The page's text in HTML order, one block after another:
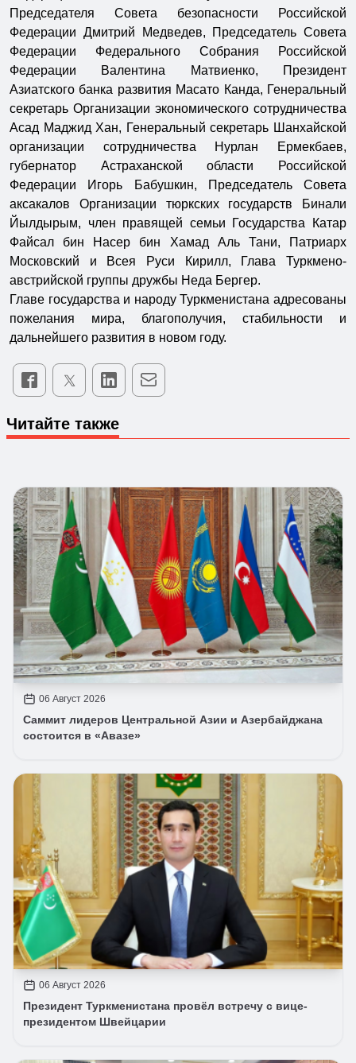
Председателя Совета безопасности Российской
Федерации Дмитрий Медведев, Председатель Совета
Федерации Федерального Собрания Российской
Федерации Валентина Матвиенко, Президент
Азиатского банка развития Масато Канда, Генеральный
секретарь Организации экономического сотрудничества
Асад Маджид Хан, Генеральный секретарь Шанхайской
организации сотрудничества Нурлан Ермекбаев,
губернатор Астраханской области Российской
Федерации Игорь Бабушкин, Председатель Совета
аксакалов Организации тюркских государств Бинали
Йылдырым, член правящей семьи Государства Катар
Файсал бин Насер бин Хамад Аль Тани, Патриарх
Московский и Всея Руси Кирилл, Глава Туркмено-
австрийской группы дружбы Неда Бергер.
Главе государства и народу Туркменистана адресованы
пожелания мира, благополучия, стабильности и
дальнейшего развития в новом году.
Читайте также
06 Август 2026
Саммит лидеров Центральной Азии и Азербайджана
состоится в «Авазе»
06 Август 2026
Президент Туркменистана провёл встречу с вице-
президентом Швейцарии